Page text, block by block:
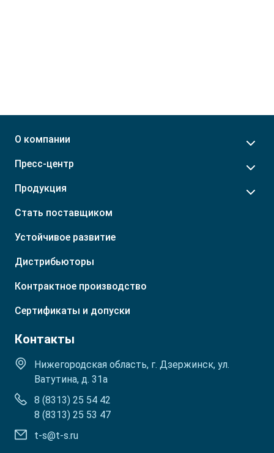
О компании
Пресс-центр
Продукция
Стать поставщиком
Устойчивое развитие
Дистрибьюторы
Контрактное производство
Сертификаты и допуски
Контакты
Нижегородская область, г. Дзержинск, ул.
Ватутина, д. 31а
8 (8313) 25 54 42
8 (8313) 25 53 47
t-s@t-s.ru